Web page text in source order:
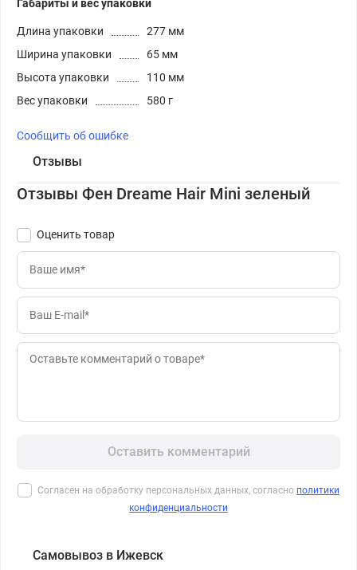
Габариты и вес упаковки
Длина упаковки
277 мм
Ширина упаковки
65 мм
Высота упаковки
110 мм
Вес упаковки
580 г
Сообщить об ошибке
Отзывы
Отзывы Фен Dreame Hair Mini зеленый
Оценить товар
Оставить комментарий
Согласен на обработку персональных данных, согласно политики
конфиденциальности
Самовывоз в Ижевск